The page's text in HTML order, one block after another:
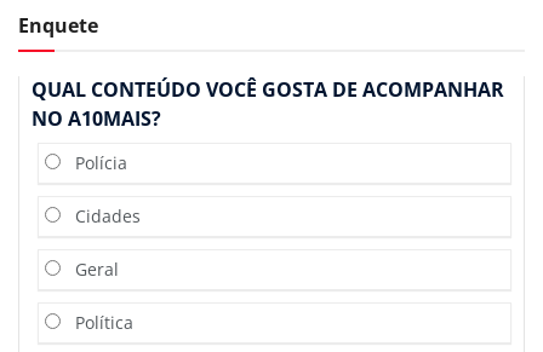
Enquete
QUAL CONTEÚDO VOCÊ GOSTA DE ACOMPANHAR
NO A10MAIS?
Polícia
Cidades
Geral
Política